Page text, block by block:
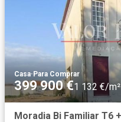
Casa· Para Comprar
399 900 €1 132 €/m²